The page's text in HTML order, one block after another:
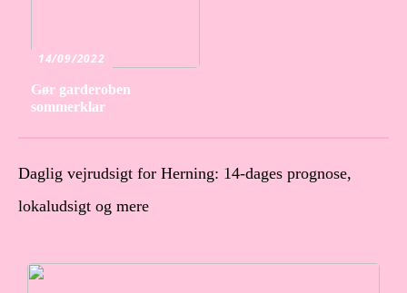
14/09/2022
Gør garderoben
sommerklar
Daglig vejrudsigt for Herning: 14-dages prognose,
lokaludsigt og mere